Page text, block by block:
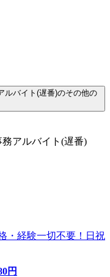
ルバイト(遅番)のその他の
アルバイト(遅番)
・経験一切不要！日祝
円